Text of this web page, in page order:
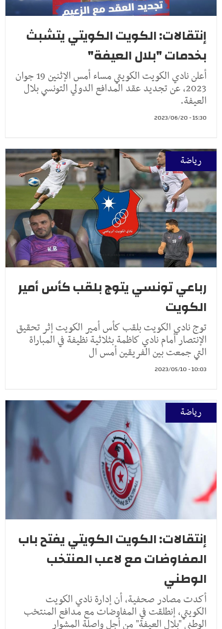
إنتقالات: الكويت الكويتي يتشبث
بخدمات "بلال العيفة"
أعلن نادي الكويت الكويتي مساء أمس الإثنين 19 جوان
2023، عن تجديد عقد المدافع الدولي التونسي بلال
العيفة.
15:30 - 2023/06/20
رياضة
رباعي تونسي يتوج بلقب كأس أمير
الكويت
توج نادي الكويت بلقب كأس أمير الكويت إثر تحقيق
الإنتصار أمام نادي كاظمة بثلاثية نظيفة في المباراة
التي جمعت بين الفريقين أمس ال
10:03 - 2023/05/10
رياضة
إنتقالات: الكويت الكويتي يفتح باب
المفاوضات مع لاعب المنتخب
الوطني
أكدت مصادر صحفية، أن إدارة نادي الكويت
الكويتي، إنطلقت في المفاوضات مع مدافع المنتخب
الوطني "بلال العيفة" من أجل واصلة المشوار